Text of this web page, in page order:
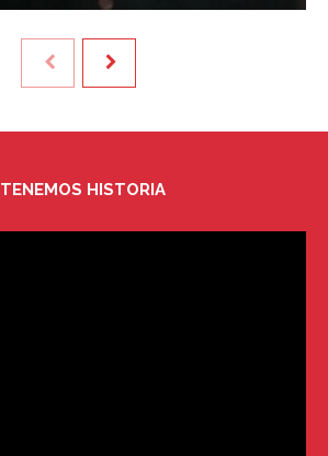
TENEMOS HISTORIA